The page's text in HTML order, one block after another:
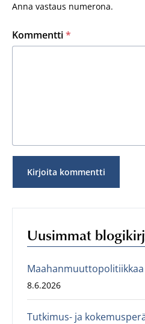
Anna vastaus numerona.
Kommentti*
Uusimmat
8.6.2026
Tutkimus- ja